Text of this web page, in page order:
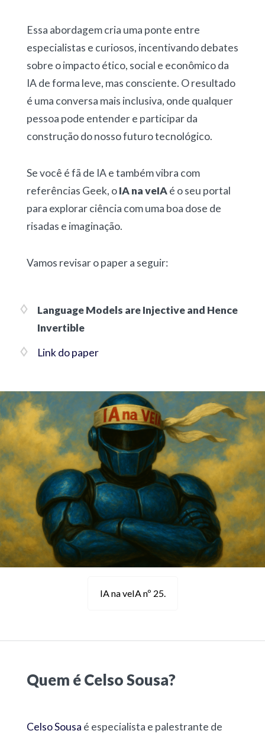
Essa abordagem cria uma ponte entre
especialistas e curiosos, incentivando debates
sobre o impacto ético, social e econômico da
IA de forma leve, mas consciente. O resultado
é uma conversa mais inclusiva, onde qualquer
pessoa pode entender e participar da
construção do nosso futuro tecnológico.
Se você é fã de IA e também vibra com
referências Geek, oIA na veIAé o seu portal
para explorar ciência com uma boa dose de
risadas e imaginação.
Vamos revisar o paper a seguir:
Language Models are Injective and Hence
Invertible
Link do paper
IA na veIA nº 25.
Quem é Celso Sousa?
Celso Sousa é especialista e palestrante de